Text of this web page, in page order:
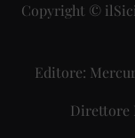
Copyright ©
Editore:
Direttore